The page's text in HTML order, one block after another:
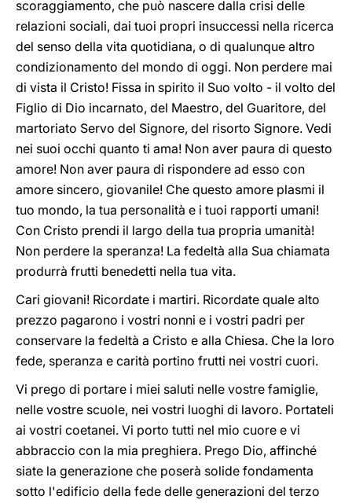
scoraggiamento, che può nascere dalla crisi delle
relazioni sociali, dai tuoi propri insuccessi nella ricerca
del senso della vita quotidiana, o di qualunque altro
condizionamento del mondo di oggi. Non perdere mai
di vista il Cristo! Fissa in spirito il Suo volto - il volto del
Figlio di Dio incarnato, del Maestro, del Guaritore, del
martoriato Servo del Signore, del risorto Signore. Vedi
nei suoi occhi quanto ti ama! Non aver paura di questo
amore! Non aver paura di rispondere ad esso con
amore sincero, giovanile! Che questo amore plasmi il
tuo mondo, la tua personalità e i tuoi rapporti umani!
Con Cristo prendi il largo della tua propria umanità!
Non perdere la speranza! La fedeltà alla Sua chiamata
produrrà frutti benedetti nella tua vita.
Cari giovani! Ricordate i martiri. Ricordate quale alto
prezzo pagarono i vostri nonni e i vostri padri per
conservare la fedeltà a Cristo e alla Chiesa. Che la loro
fede, speranza e carità portino frutti nei vostri cuori.
Vi prego di portare i miei saluti nelle vostre famiglie,
nelle vostre scuole, nei vostri luoghi di lavoro. Portateli
ai vostri coetanei. Vi porto tutti nel mio cuore e vi
abbraccio con la mia preghiera. Prego Dio, affinché
siate la generazione che poserà solide fondamenta
sotto l'edificio della fede delle generazioni del terzo